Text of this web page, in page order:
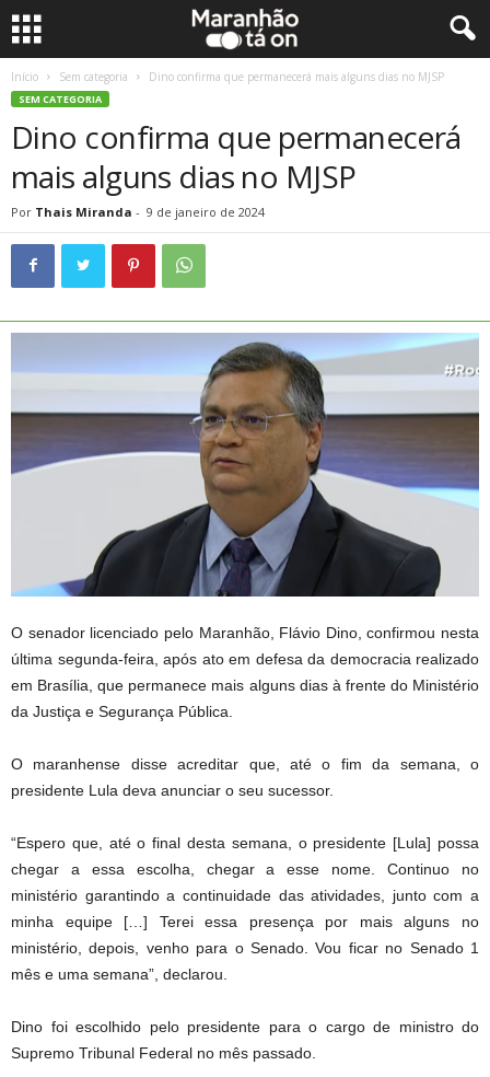
Início Sem categoria Dino confirma que permanecerá mais alguns dias no MJSP
SEM CATEGORIA
Dino confirma que permanecerá
mais alguns dias no MJSP
Por Thais Miranda - 9 de janeiro de 2024
O senador licenciado pelo Maranhão, Flávio Dino, confirmou nesta
última segunda-feira, após ato em defesa da democracia realizado
em Brasília, que permanece mais alguns dias à frente do Ministério
da Justiça e Segurança Pública.
O maranhense disse acreditar que, até o fim da semana, o
presidente Lula deva anunciar o seu sucessor.
“Espero que, até o final desta semana, o presidente [Lula] possa
chegar a essa escolha, chegar a esse nome. Continuo no
ministério garantindo a continuidade das atividades, junto com a
minha equipe […] Terei essa presença por mais alguns no
ministério, depois, venho para o Senado. Vou ficar no Senado 1
mês e uma semana”, declarou.
Dino foi escolhido pelo presidente para o cargo de ministro do
Supremo Tribunal Federal no mês passado.